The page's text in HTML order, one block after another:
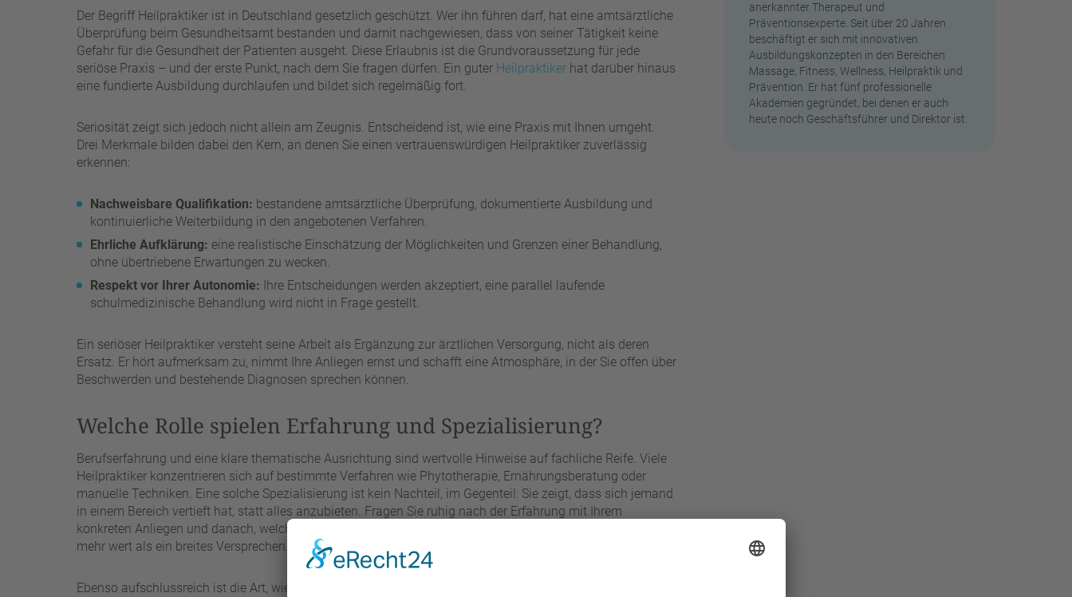
anerkannter Therapeut und
Präventionsexperte. Seit über 20 Jahren
beschäftigt er sich mit innovativen
Ausbildungskonzepten in den Bereichen
Massage, Fitness, Wellness, Heilpraktik und
Prävention. Er hat fünf professionelle
Akademien gegründet, bei denen er auch
heute noch Geschäftsführer und Direktor ist.
Der Begriff Heilpraktiker ist in Deutschland gesetzlich geschützt. Wer ihn führen darf, hat eine amtsärztliche
Überprüfung beim Gesundheitsamt bestanden und damit nachgewiesen, dass von seiner Tätigkeit keine
Gefahr für die Gesundheit der Patienten ausgeht. Diese Erlaubnis ist die Grundvoraussetzung für jede
seriöse Praxis – und der erste Punkt, nach dem Sie fragen dürfen. Ein guter Heilpraktiker hat darüber hinaus
eine fundierte Ausbildung durchlaufen und bildet sich regelmäßig fort.
Seriosität zeigt sich jedoch nicht allein am Zeugnis. Entscheidend ist, wie eine Praxis mit Ihnen umgeht.
Drei Merkmale bilden dabei den Kern, an denen Sie einen vertrauenswürdigen Heilpraktiker zuverlässig
erkennen:
Nachweisbare Qualifikation: bestandene amtsärztliche Überprüfung, dokumentierte Ausbildung und
kontinuierliche Weiterbildung in den angebotenen Verfahren.
Ehrliche Aufklärung: eine realistische Einschätzung der Möglichkeiten und Grenzen einer Behandlung,
ohne übertriebene Erwartungen zu wecken.
Respekt vor Ihrer Autonomie: Ihre Entscheidungen werden akzeptiert, eine parallel laufende
schulmedizinische Behandlung wird nicht in Frage gestellt.
Ein seriöser Heilpraktiker versteht seine Arbeit als Ergänzung zur ärztlichen Versorgung, nicht als deren
Ersatz. Er hört aufmerksam zu, nimmt Ihre Anliegen ernst und schafft eine Atmosphäre, in der Sie offen über
Beschwerden und bestehende Diagnosen sprechen können.
Welche Rolle spielen Erfahrung und Spezialisierung?
Berufserfahrung und eine klare thematische Ausrichtung sind wertvolle Hinweise auf fachliche Reife. Viele
Heilpraktiker konzentrieren sich auf bestimmte Verfahren wie Phytotherapie, Ernährungsberatung oder
manuelle Techniken. Eine solche Spezialisierung ist kein Nachteil, im Gegenteil: Sie zeigt, dass sich jemand
in einem Bereich vertieft hat, statt alles anzubieten. Fragen Sie ruhig nach der Erfahrung mit Ihrem
konkreten Anliegen und danach, welche Ergebnisse realistisch zu erwarten sind. Eine ehrliche Antwort ist
mehr wert als ein breites Versprechen.
Ebenso aufschlussreich ist die Art, wie ein Heilpraktiker über seine Methoden spricht. Wer offen einräumt,